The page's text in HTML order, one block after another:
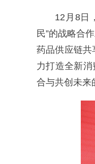
12月8日
民”的战略合
药品供应链共
力打造全新
合与共创未来